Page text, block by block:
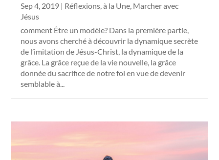
Sep 4, 2019 | Réflexions ,à la Une Marcher avec
Jésus
comment Être un modèle? Dans la première partie,
nous avons cherché à découvrir la dynamique secrète
de l’imitation de Jésus-Christ, la dynamique de la
grâce. La grâce reçue de la vie nouvelle, la grâce
donnée du sacrifice de notre foi en vue de devenir
semblable à...